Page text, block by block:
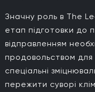
Значну роль в The
етап підготовки до
відправленням
продовольством для
спеціальні
пережити суворі